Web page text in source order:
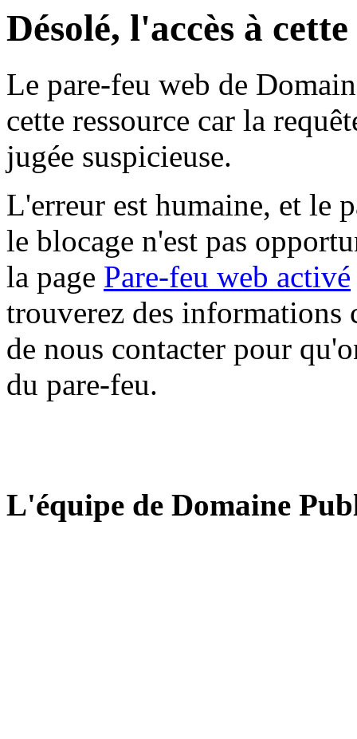
Désolé, l'accès à
Le pare-feu web de
cette ressource car la
jugée suspicieuse.
L'erreur est humaine, et le
le blocage n'est pas
la page Pare-feu web activé
trouverez des informations
de nous contacter pour
du pare-feu.
L'équipe de Domaine